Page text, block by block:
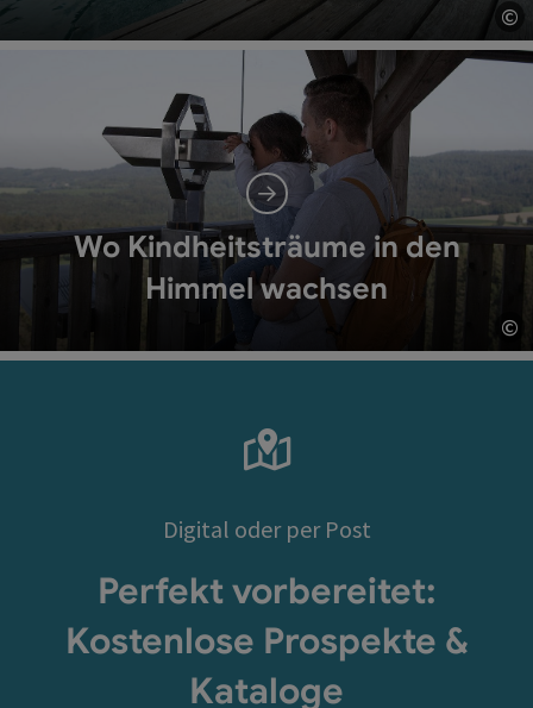
©
Wo Kindheitsträume in den
Himmel wachsen
©
Digital oder per Post
Perfekt vorbereitet:
Kostenlose Prospekte &
Kataloge